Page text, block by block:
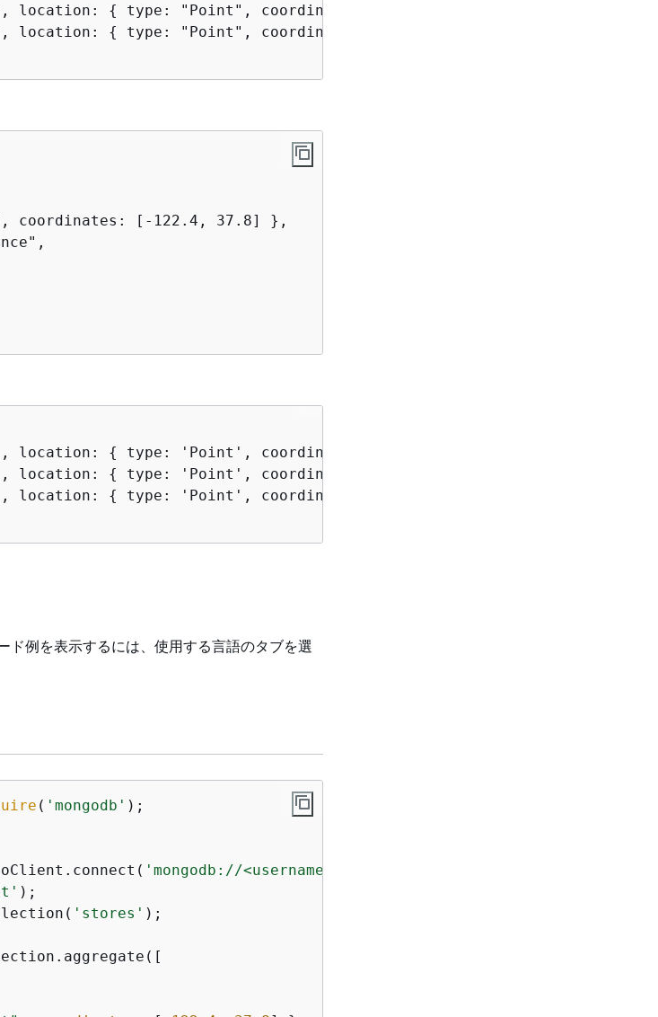
location: {
type: "Point", coordinates: [-122.5, 37.7] } },
location: {
type: "Point", coordinates: [-122.3, 37.9] } }
coordinates: [-122.4, 37.8] },
location: {
type: 'Point', coordinates: [ -122.4, 37.8 ] }, distance:
location: {
type: 'Point', coordinates: [ -122.3, 37.9 ] }, distance:
location: {
type: 'Point', coordinates: [ -122.5, 37.7 ] }, distance:
ド例を表示するには、使用する言語のタブを選
( 'mongodb' );
'mongodb://<username>:<password>@<cluster-
);
'stores' );